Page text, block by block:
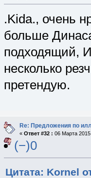
.Kida., очень
больше
подходящий,
несколько
претендую.
Re: Предложения по
« Ответ #32 : 06 Марта
(−)0
Цитата: Kornel